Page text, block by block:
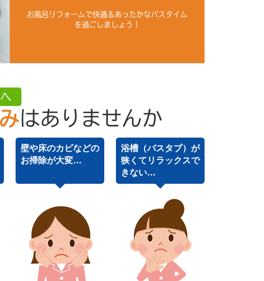
お風呂リフォームで快適＆あったかなバスタイム
を過ごしましょう！
はありませんか
壁や床のカビなどの
お掃除が大変…
浴槽（バスタブ）が
狭くてリラックスで
きない…